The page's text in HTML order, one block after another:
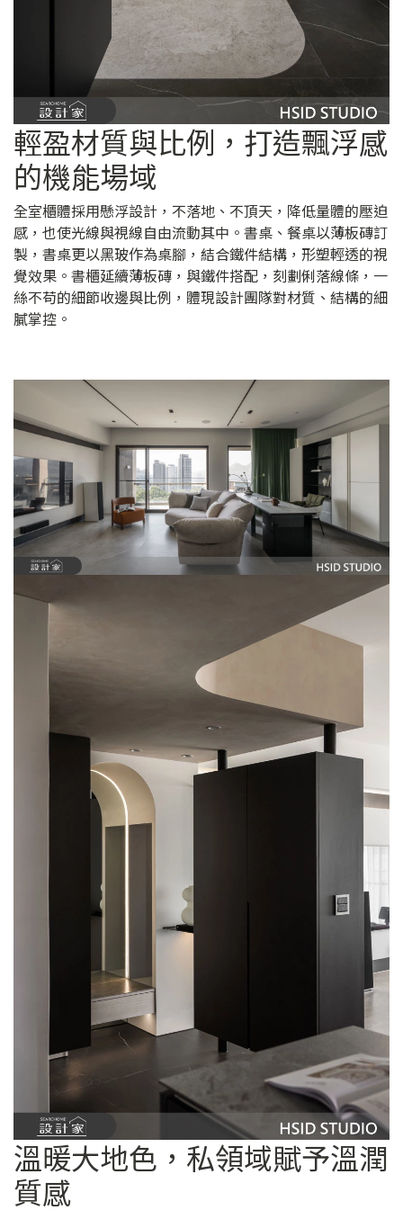
輕盈材質與比例，打造飄浮感
的機能場域
全室櫃體採用懸浮設計，不落地、不頂天，降低量體的壓迫
感，也使光線與視線自由流動其中。書桌、餐桌以薄板磚訂
製，書桌更以黑玻作為桌腳，結合鐵件結構，形塑輕透的視
覺效果。書櫃延續薄板磚，與鐵件搭配，刻劃俐落線條，一
絲不苟的細節收邊與比例，體現設計團隊對材質、結構的細
膩掌控。
溫暖大地色，私領域賦予溫潤
質感